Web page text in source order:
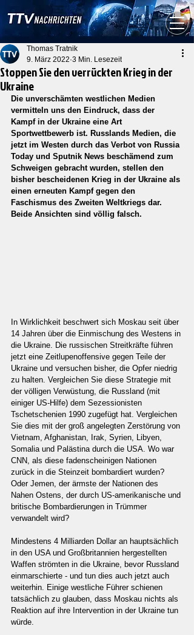
Stoppen Sie den verrückten Krieg in der
Ukraine
Thomas Tratnik
9. März 2022 3 Min. Lesezeit
Die unverschämten westlichen Medien
vermitteln uns den Eindruck, dass der
Kampf in der Ukraine eine Art
Sportwettbewerb ist. Russlands Medien, die
jetzt im Westen durch das Verbot von Russia
Today und Sputnik News beschämend zum
Schweigen gebracht wurden, stellen den
bisher bescheidenen Krieg in der Ukraine als
einen erneuten Kampf gegen den
Faschismus des Zweiten Weltkriegs dar.
Beide Ansichten sind völlig falsch.
In Wirklichkeit beschwert sich Moskau seit über
14 Jahren über die Einmischung des Westens in
die Ukraine. Die russischen Streitkräfte führen
jetzt eine Zeitlupenoffensive gegen Teile der
Ukraine und versuchen bisher, die Opfer niedrig
zu halten. Vergleichen Sie diese Strategie mit
der völligen Verwüstung, die Russland (mit
einiger US-Hilfe) dem Sezessionisten
Tschetschenien 1990 zugefügt hat. Vergleichen
Sie dies mit der groß angelegten Zerstörung von
Vietnam, Afghanistan, Irak, Syrien, Libyen,
Somalia und Palästina durch die USA. Wo war
CNN, als diese fadenscheinigen Nationen
zurück in die Steinzeit bombardiert wurden?
Oder Jemen, der ärmste der Nationen des
Nahen Ostens, der durch US-amerikanische und
britische Bombardierungen in Trümmer
verwandelt wird?
Mindestens 4 Milliarden Dollar an hauptsächlich
in den USA und Großbritannien hergestellten
Waffen strömten in die Ukraine, bevor Russland
einmarschierte - und tun dies auch jetzt auch
weiterhin. Einige westliche Führer schienen
tatsächlich zu glauben, dass Moskau nichts als
Reaktion auf ihre Intervention in der Ukraine tun
würde.